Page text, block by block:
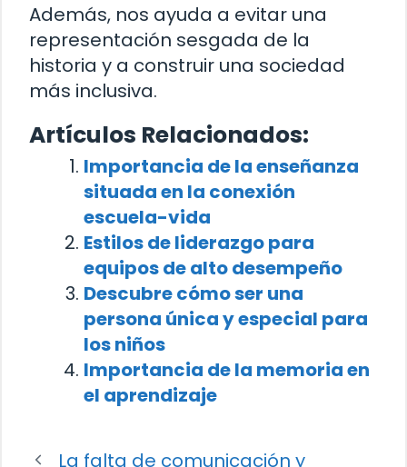
Además, nos ayuda a evitar una
representación sesgada de la
historia y a construir una sociedad
más inclusiva.
Artículos Relacionados:
Importancia de la enseñanza
situada en la conexión
escuela-vida
Estilos de liderazgo para
equipos de alto desempeño
Descubre cómo ser una
persona única y especial para
los niños
Importancia de la memoria en
el aprendizaje
La falta de comunicación y